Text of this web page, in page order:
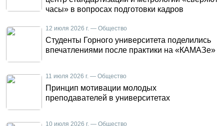
часы» в вопросах подготовки кадров
12 июля 2026 г. — Общество
Студенты Горного университета поделились
впечатлениями после практики на «КАМАЗе»
11 июля 2026 г. — Общество
Принцип мотивации молодых
преподавателей в университетах
10 июля 2026 г. — Общество